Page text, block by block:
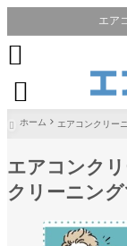
エア


 ホーム エアコンクリー
エアコンク
クリーニン